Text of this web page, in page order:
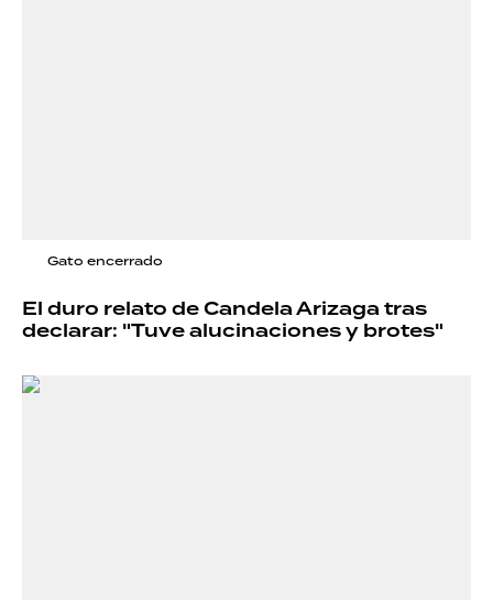
Gato encerrado
El duro relato de Candela Arizaga tras
declarar: "Tuve alucinaciones y brotes"